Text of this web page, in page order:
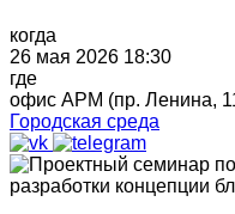
когда
26 мая 2026 18:30
где
офис АРМ (пр. Ленина,
Городская среда